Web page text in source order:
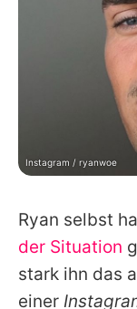
Ryan selbst
der Situation
stark ihn das
einer
Instagram / ryanwoe